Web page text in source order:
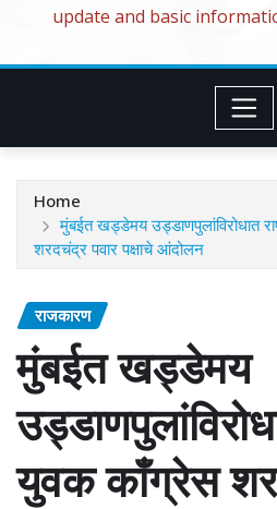
update and basic
Home
मुंबईत खड्डेमय उड्डाणपुलांविरोधात
शरदचंद्र पवार पक्षाचे आंदोलन
राजकारण
मुंबईत खड्डेमय
युवक काँग्रेस